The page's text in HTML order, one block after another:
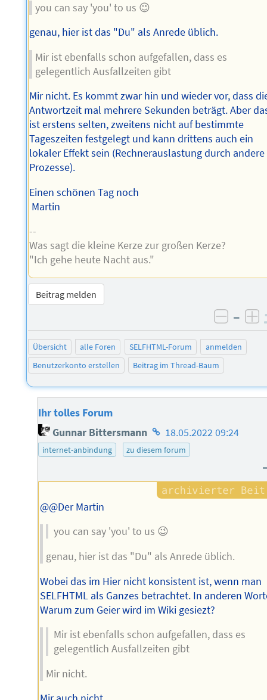
you can say 'you' to us 😉
genau, hier ist das "Du" als Anrede üblich.
Mir ist ebenfalls schon aufgefallen, dass es
gelegentlich Ausfallzeiten gibt
Mir nicht. Es kommt zwar hin und wieder vor, dass
Antwortzeit mal mehrere Sekunden beträgt. Aber
ist erstens selten, zweitens nicht auf bestimmte
Tageszeiten festgelegt und kann drittens auch ein
lokaler Effekt sein (Rechnerauslastung durch andere
Prozesse).
Einen schönen Tag noch
Martin
--
Was sagt die kleine Kerze zur großen Kerze?
"Ich gehe heute Nacht aus."
Beitrag melden
–
Übersicht alle Foren SELFHTML-Forum
anmelden
Benutzerkonto erstellen
Beitrag im Thread-Baum
Ihr tolles Forum
Gunnar Bittersmann Homepage
des
18.05.2022 09:24
internet-anbindung zu diesem forum
@@Der Martin
you can say 'you' to us 😉
genau, hier ist das "Du" als Anrede üblich.
Wobei das im Hier nicht konsistent ist, wenn man
SELFHTML als Ganzes betrachtet. In anderen
Warum zum Geier wird im Wiki gesiezt?
Mir ist ebenfalls schon aufgefallen, dass es
gelegentlich Ausfallzeiten gibt
Mir nicht.